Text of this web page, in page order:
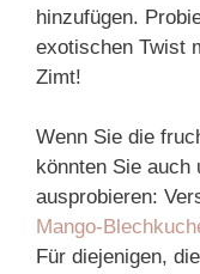
hinzufügen.
exotischen Twist
Zimt!
Wenn Sie die
könnten Sie auch
ausprobieren:
Mango-
Für diejenigen,